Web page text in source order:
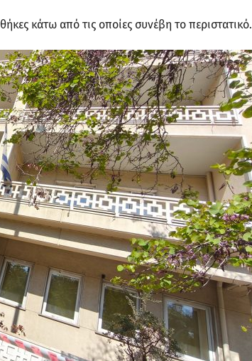
κάτω από τις οποίες συνέβη το περιστατικό.